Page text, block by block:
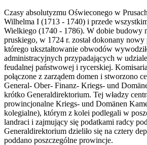
Czasy absolutyzmu Oświeconego w
Wilhelma I (1713 - 1740) i przede
Wielkiego (1740 - 1786). W dobie budowy
pruskiego, w 1724 r. został dokonany nowy
którego ukształtowanie obwodów
administracyjnych przypadających w
feudalnej państwowej i rycerskiej.
połączone z zarządem domen i stworzono
General- Ober- Finanz- Kriegs- und
krótko Generaldirektorium. Tej władzy
prowincjonalne Kriegs- und Domänen
kolegialne), którym z kolei podlegali w
landraci i zajmujący się podatkami radcy
Generaldirektorium dzieliło się na cztery
poddano poszczególne prowincje.